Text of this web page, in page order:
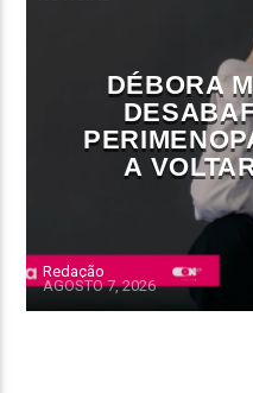
DÉBORA
A
Redação
AGOSTO 7, 2026